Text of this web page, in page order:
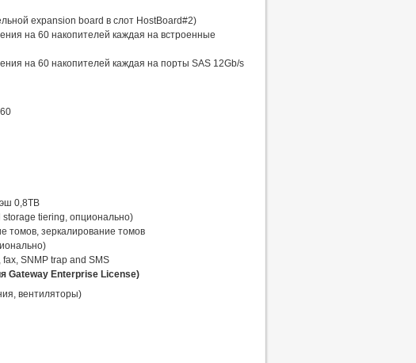
expansion board в слот HostBoard#2)
на 60 накопителей каждая на встроенные
на 60 накопителей каждая на порты SAS 12Gb/s
0,8TB
tiering, опционально)
томов, зеркалирование томов
SNMP trap and SMS
Gateway Enterprise License)
вентиляторы)